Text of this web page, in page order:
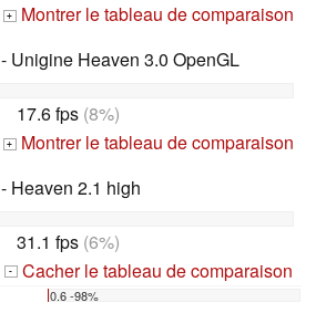
+ Montrer le tableau de comparaison
- Unigine Heaven 3.0 OpenGL
17.6 fps(8%)
+ Montrer le tableau de comparaison
- Heaven 2.1 high
31.1 fps(6%)
- Cacher le tableau de comparaison
0.6 -98%